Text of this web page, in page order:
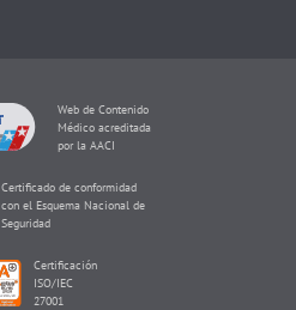
Web de Contenido
Médico acreditada
por la AACI
Certificado de conformidad
con el Esquema Nacional de
Seguridad
Certificación
ISO/IEC
27001